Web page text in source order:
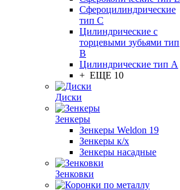
Сфероцилиндрические
тип C
Цилиндрические с
торцевыми зубьями тип
B
Цилиндрические тип А
+ ЕЩЕ 10
Диски
Зенкеры
Зенкеры Weldon 19
Зенкеры к/х
Зенкеры насадные
Зенковки